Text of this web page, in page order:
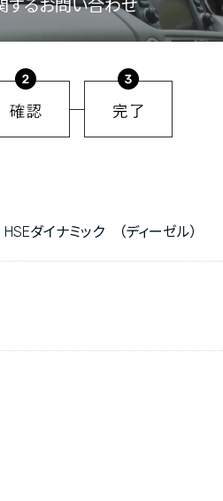
するお問い合わせ
ダイナミック （ディーゼル）